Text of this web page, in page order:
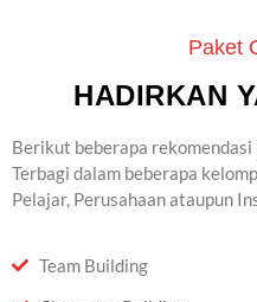
Paket
HADIRKAN
Berikut beberapa
Terbagi dalam beberapa
Pelajar, Perusahaan ataupun
Team Building